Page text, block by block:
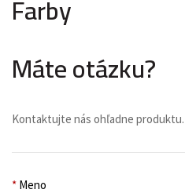
Farby
Máte otázku?
Kontaktujte nás ohľadne produktu.
* Meno